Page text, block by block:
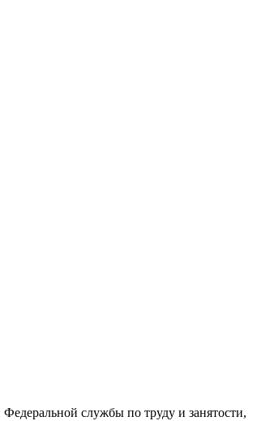
службы по труду и занятости,